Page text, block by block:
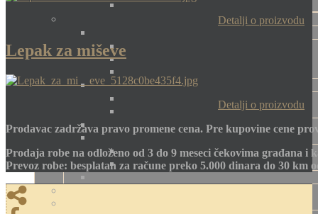
Detalji o proizvodu
Lepak za miševe
Detalji o proizvodu
Prodavac zadržava pravo promene cena. Pre kupovine cene
Prodaja robe na odloženo od 3 do 9 meseci čekovima građana i
Prevoz robe: besplatan za račune preko 5.000 dinara do 30 km